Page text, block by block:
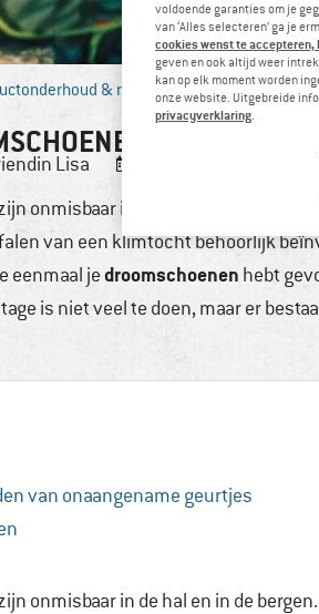
& reparatie
EN HOE ZE
Lisa
onmisbaar in de hal en in de
van een klimtocht behoorlijk
eenmaal jedroomschoenen hebt
is niet veel te doen, maar er
van onaangename geurtjes
onmisbaar in de hal en in de bergen.
voldoende garanties om je
van ‘Alles selecteren’ ga je
cookies wenst te accepteren,
geven en ook altijd weer
kan op elk moment worden
onze website. Uitgebreide
privacyverklaring.